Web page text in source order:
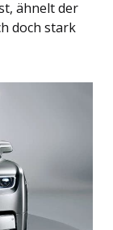
ähnelt der
doch stark